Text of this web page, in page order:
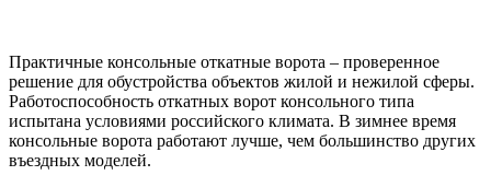
Практичные консольные откатные ворота – проверенное
решение для обустройства объектов жилой и нежилой сферы.
Работоспособность откатных ворот консольного типа
испытана условиями российского климата. В зимнее время
консольные ворота работают лучше, чем большинство других
въездных моделей.